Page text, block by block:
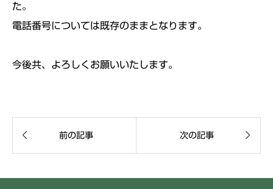
た。
電話番号については既存のままとなります。
今後共、よろしくお願いいたします。
 前の記事 次の記事 